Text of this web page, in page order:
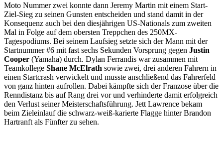
Moto Nummer zwei konnte dann Jeremy Martin mit einem Start-
Ziel-Sieg zu seinen Gunsten entscheiden und stand damit in der
Konsequenz auch bei den diesjährigen US-Nationals zum zweiten
Mal in Folge auf dem obersten Treppchen des 250MX-
Tagespodiums. Bei seinem Laufsieg setzte sich der Mann mit der
Startnummer #6 mit fast sechs Sekunden Vorsprung gegen Justin
Cooper (Yamaha) durch. Dylan Ferrandis war zusammen mit
Teamkollege Shane McElrath sowie zwei, drei anderen Fahrern in
einen Startcrash verwickelt und musste anschließend das Fahrerfeld
von ganz hinten aufrollen. Dabei kämpfte sich der Franzose über die
Renndistanz bis auf Rang drei vor und verhinderte damit erfolgreich
den Verlust seiner Meisterschaftsführung. Jett Lawrence bekam
beim Zieleinlauf die schwarz-weiß-karierte Flagge hinter Brandon
Hartranft als Fünfter zu sehen.